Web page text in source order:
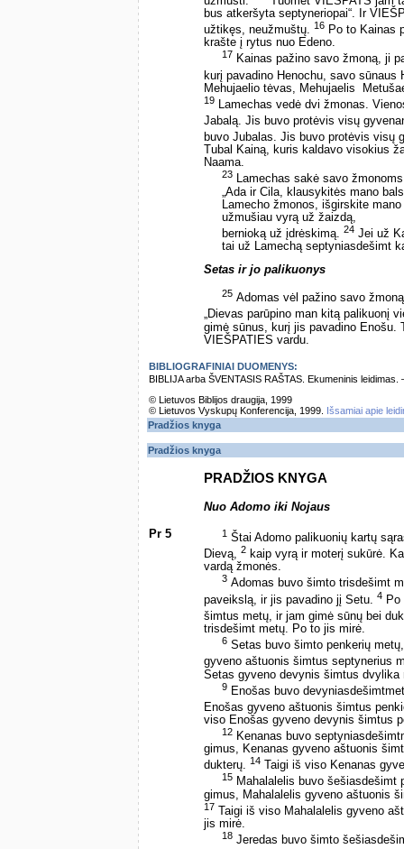
bus atkeršyta septyneriopai“. Ir
užtikęs, neužmuštų. 16 Po to Kainas
krašte į rytus nuo Edeno.
17 Kainas pažino savo žmoną, ji
kurį pavadino Henochu, savo sūnaus
Mehujaelio tėvas, Mehujaelis
19 Lamechas vedė dvi žmonas.
Jabalą. Jis buvo protėvis visų
buvo Jubalas. Jis buvo protėvis visų
Tubal Kainą, kuris kaldavo visokius
Naama.
23 Lamechas sakė savo
„Ada ir Cila, klausykitės mano
Lamecho žmonos, išgirskite
užmušiau vyrą už žaizdą,
bernioką už įdrėskimą. 24 Jei už
tai už Lamechą septyniasdešimt
Setas ir jo palikuonys
25 Adomas vėl pažino savo
„Dievas parūpino man kitą palikuonį
gimė sūnus, kurį jis pavadino Enošu.
VIEŠPATIES vardu.
BIBLIOGRAFINIAI DUOMENYS:
BIBLIJA arba ŠVENTASIS RAŠTAS. Ekumeninis
© Lietuvos Biblijos draugija, 1999
© Lietuvos Vyskupų Konferencija, 1999.
Išsamiai apie
Pradžios knyga
Pradžios knyga
PRADŽIOS KNYGA
Nuo Adomo iki Nojaus
Pr 5 1 Štai Adomo palikuonių kartų
Dievą, 2 kaip vyrą ir moterį sukūrė.
vardą žmonės.
3 Adomas buvo šimto trisdešimt
paveikslą, ir jis pavadino jį Setu. 4
šimtus metų, ir jam gimė sūnų bei
trisdešimt metų. Po to jis mirė.
6 Setas buvo šimto penkerių
gyveno aštuonis šimtus septynerius
Setas gyveno devynis šimtus dvylika
9 Enošas buvo
Enošas gyveno aštuonis šimtus
viso Enošas gyveno devynis šimtus
12 Kenanas buvo
gimus, Kenanas gyveno aštuonis
dukterų. 14 Taigi iš viso Kenanas
15 Mahalalelis buvo
gimus, Mahalalelis gyveno aštuonis
17 Taigi iš viso Mahalalelis gyveno
jis mirė.
18 Jeredas buvo šimto